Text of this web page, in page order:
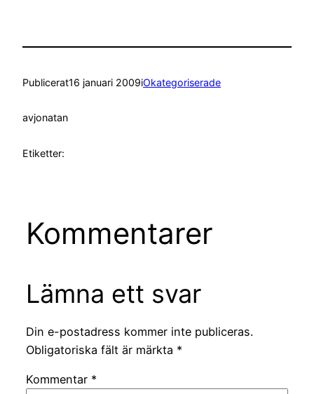
Publicerat16 januari 2009iOkategoriserade
avjonatan
Etiketter:
Kommentarer
Lämna ett svar
Din e-postadress kommer inte publiceras.
Obligatoriska fält är märkta *
Kommentar *